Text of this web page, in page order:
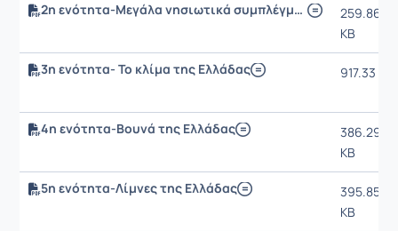
2η ενότητα-Μεγάλα νησιωτικά συμπλέγματα και νησιά της Ελλάδας
259.86
KB
3η ενότητα- Το κλίμα της Ελλάδας 917.33 KB
4η ενότητα-Βουνά της Ελλάδας
386.29
KB
5η ενότητα-Λίμνες της Ελλάδας
395.85
KB